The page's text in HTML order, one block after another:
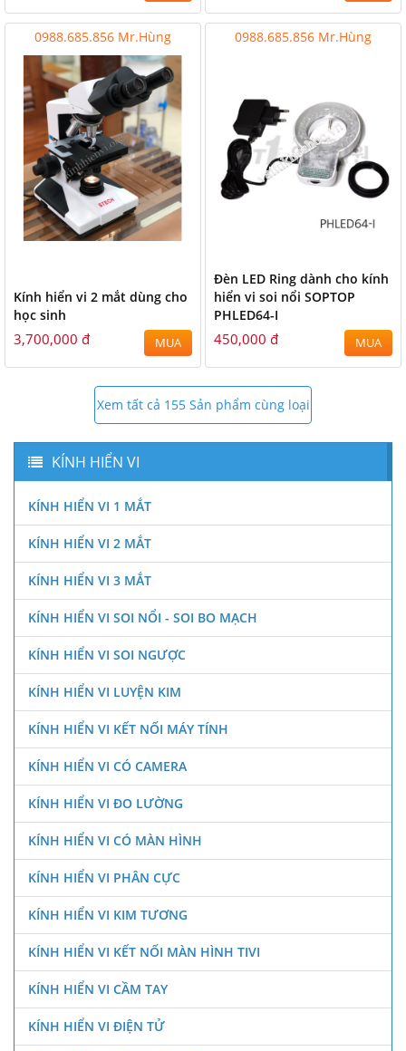
0988.685.856 Mr.Hùng
Kính hiển vi 2 mắt dùng cho
học sinh
3,700,000 đ MUA
0988.685.856 Mr.Hùng
Đèn LED Ring dành cho kính
hiển vi soi nổi SOPTOP
PHLED64-I
450,000 đ MUA
Xem tất cả 155 Sản phẩm cùng loại
KÍNH HIỂN VI
KÍNH HIỂN VI 1 MẮT
KÍNH HIỂN VI 2 MẮT
KÍNH HIỂN VI 3 MẮT
KÍNH HIỂN VI SOI NỔI - SOI BO MẠCH
KÍNH HIỂN VI SOI NGƯỢC
KÍNH HIỂN VI LUYỆN KIM
KÍNH HIỂN VI KẾT NỐI MÁY TÍNH
KÍNH HIỂN VI CÓ CAMERA
KÍNH HIỂN VI ĐO LƯỜNG
KÍNH HIỂN VI CÓ MÀN HÌNH
KÍNH HIỂN VI PHÂN CỰC
KÍNH HIỂN VI KIM TƯƠNG
KÍNH HIỂN VI KẾT NỐI MÀN HÌNH TIVI
KÍNH HIỂN VI CẦM TAY
KÍNH HIỂN VI ĐIỆN TỬ